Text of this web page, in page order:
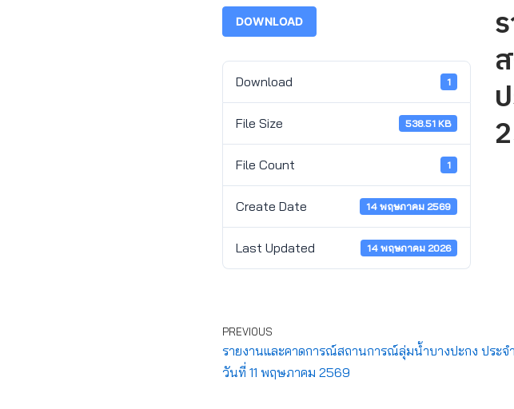
DOWNLOAD
Download 1
File Size 538.51 KB
File Count 1
Create Date 14 พฤษภาคม 2569
Last Updated 14 พฤษภาคม 2026
PREVIOUS
รายงานและคาดการณ์สถานการณ์ลุ่มน้ำบางปะกง ประจำ
วันที่ 11 พฤษภาคม 2569